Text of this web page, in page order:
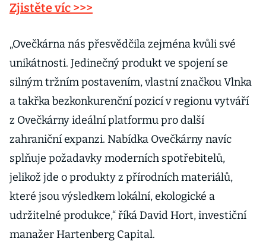
Zjistěte víc >>>
„Ovečkárna nás přesvědčila zejména kvůli své
unikátnosti. Jedinečný produkt ve spojení se
silným tržním postavením, vlastní značkou Vlnka
a takřka bezkonkurenční pozicí v regionu vytváří
z Ovečkárny ideální platformu pro další
zahraniční expanzi. Nabídka Ovečkárny navíc
splňuje požadavky moderních spotřebitelů,
jelikož jde o produkty z přírodních materiálů,
které jsou výsledkem lokální, ekologické a
udržitelné produkce,“ říká David Hort, investiční
manažer Hartenberg Capital.